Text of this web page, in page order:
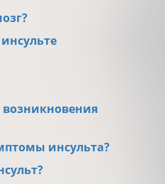
возникновения
инсульта?